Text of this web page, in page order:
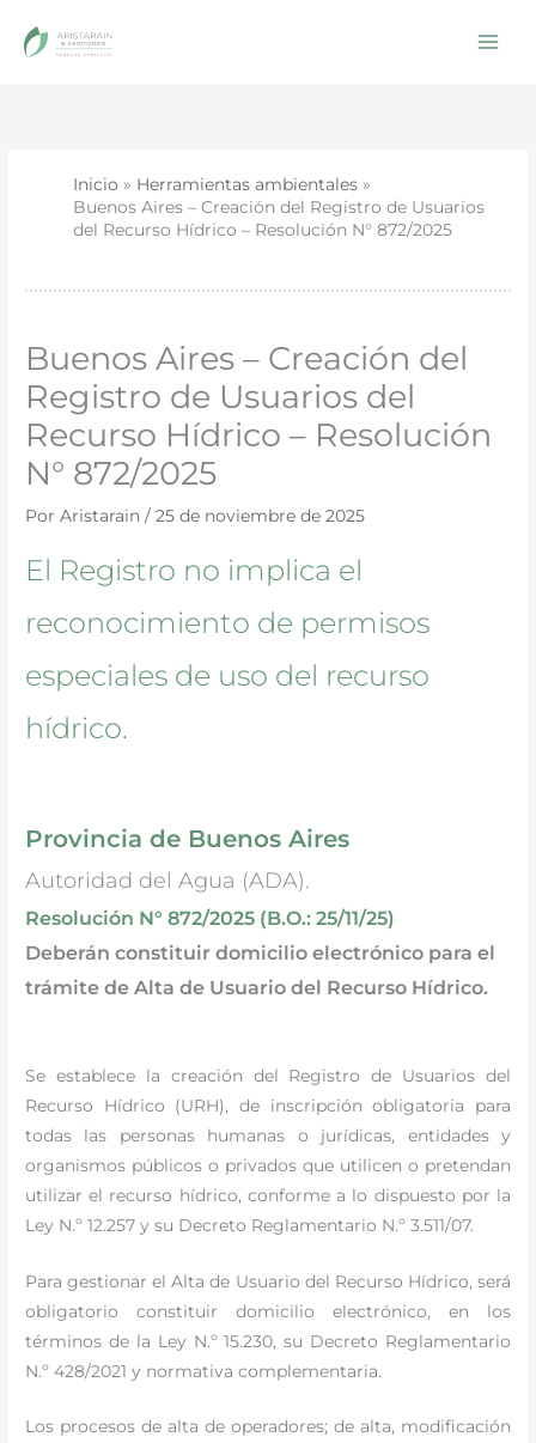
Inicio
Herramientas ambientales
Buenos Aires – Creación del Registro de Usuarios
del Recurso Hídrico – Resolución N° 872/2025
Buenos Aires – Creación del
Registro de Usuarios del
Recurso Hídrico – Resolución
N° 872/2025
PorAristarain/25 de noviembre de 2025
El Registro no implica el
reconocimiento de permisos
especiales de uso del recurso
hídrico.
Provincia de Buenos Aires
Autoridad del Agua (ADA).
Resolución N° 872/2025 (B.O.: 25/11/25)
Deberán constituir domicilio electrónico para el
trámite de Alta de Usuario del Recurso Hídrico.
Se establece la creación del Registro de Usuarios del
Recurso Hídrico (URH), de inscripción obligatoria para
todas las personas humanas o jurídicas, entidades y
organismos públicos o privados que utilicen o pretendan
utilizar el recurso hídrico, conforme a lo dispuesto por la
Ley N.º 12.257 y su Decreto Reglamentario N.º 3.511/07.
Para gestionar el Alta de Usuario del Recurso Hídrico, será
obligatorio constituir domicilio electrónico, en los
términos de la Ley N.º 15.230, su Decreto Reglamentario
N.º 428/2021 y normativa complementaria.
Los procesos de alta de operadores; de alta, modificación